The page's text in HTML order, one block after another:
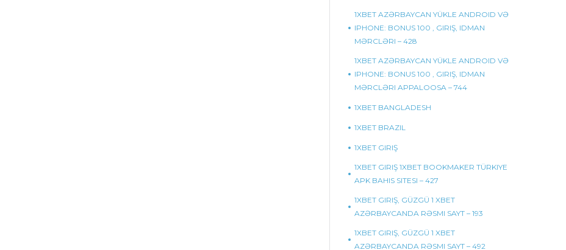
1XBET AZƏRBAYCAN YÜKLE ANDROID VƏ
IPHONE: BONUS 100 , GIRIŞ, IDMAN
MƏRCLƏRI – 428
1XBET AZƏRBAYCAN YÜKLE ANDROID VƏ
IPHONE: BONUS 100 , GIRIŞ, IDMAN
MƏRCLƏRI APPALOOSA – 744
1XBET BANGLADESH
1XBET BRAZIL
1XBET GIRIŞ
1XBET GIRIŞ 1XBET BOOKMAKER TÜRKIYE
APK BAHIS SITESI – 427
1XBET GIRIŞ, GÜZGÜ 1 XBET
AZƏRBAYCANDA RƏSMI SAYT – 193
1XBET GIRIŞ, GÜZGÜ 1 XBET
AZƏRBAYCANDA RƏSMI SAYT – 492